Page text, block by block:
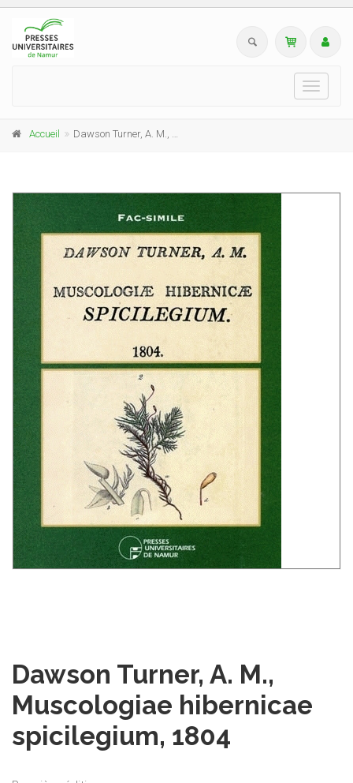
Toggle
Accueil Dawson Turner, A. M., Muscologiae hibernicae spicilegium, 1804
Dawson Turner, A. M.,
Muscologiae hibernicae
spicilegium, 1804